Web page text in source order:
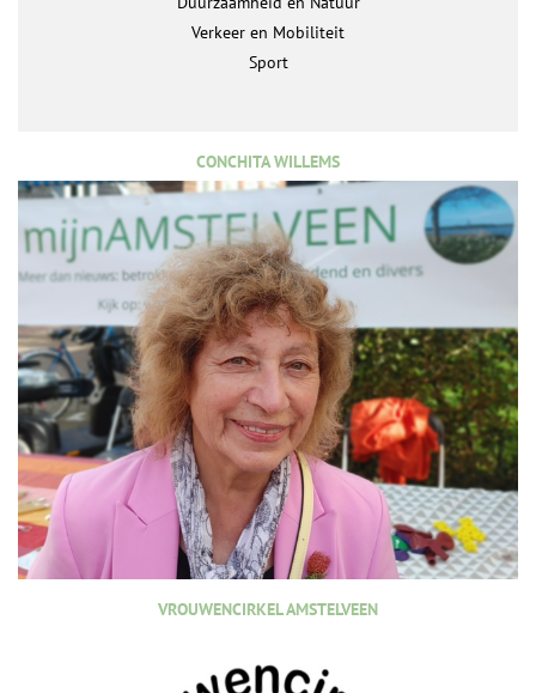
Verkeer en Mobiliteit
Sport
CONCHITA WILLEMS
VROUWENCIRKEL AMSTELVEEN